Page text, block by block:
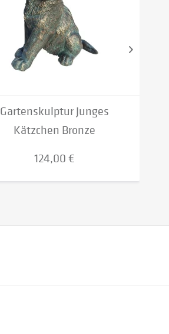
Gartenskulptur Junges
Kätzchen Bronze
124,00 €